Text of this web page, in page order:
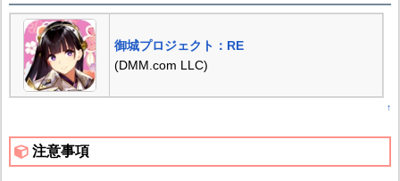
御城プロジェクト：RE
(DMM.com LLC)
↑
注意事項